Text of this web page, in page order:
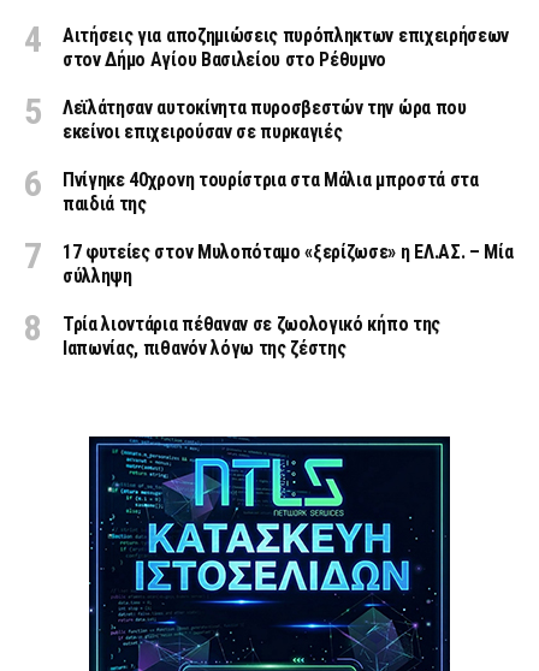
Αιτήσεις για αποζημιώσεις πυρόπληκτων επιχειρήσεων
στον Δήμο Αγίου Βασιλείου στο Ρέθυμνο
Λεϊλάτησαν αυτοκίνητα πυροσβεστών την ώρα που
εκείνοι επιχειρούσαν σε πυρκαγιές
Πνίγηκε 40χρονη τουρίστρια στα Μάλια μπροστά στα
παιδιά της
17 φυτείες στον Μυλοπόταμο «ξερίζωσε» η ΕΛ.ΑΣ. – Μία
σύλληψη
Τρία λιοντάρια πέθαναν σε ζωολογικό κήπο της
Ιαπωνίας, πιθανόν λόγω της ζέστης